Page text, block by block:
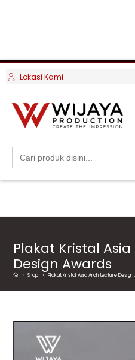
Lokasi Kami
Search
for:
Plakat Kristal
Design Awards
> Shop > Plakat Kristal Asia Architecture Design